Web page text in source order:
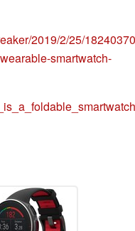
2019/2/25/
smartwatch-